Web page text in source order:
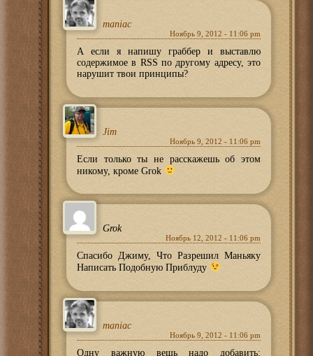
maniac
Ноябрь 9, 2012 - 11:06 pm
А если я напишу граббер и выставлю
содержимое в RSS по другому адресу, это
нарушит твои принципы?
Jim
Ноябрь 9, 2012 - 11:06 pm
Если только ты не расскажешь об этом
никому, кроме Grok
Grok
Ноябрь 12, 2012 - 11:06 pm
Спасибо Джиму, Что Разрешил Маньяку
Написать Подобную Приблуду
maniac
Ноябрь 9, 2012 - 11:06 pm
Одну важную вещь надо добавить: